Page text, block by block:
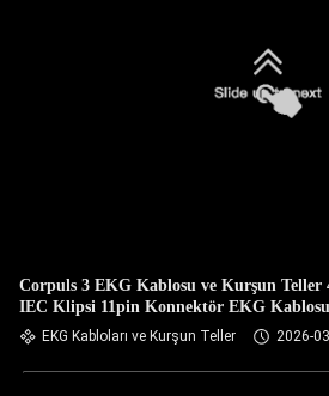
Corpuls 3 EKG Kablosu ve Kurşun Teller
IEC Klipsi 11pin Konnektör EKG Kablosu
EKG Kabloları ve Kurşun Teller 2026-